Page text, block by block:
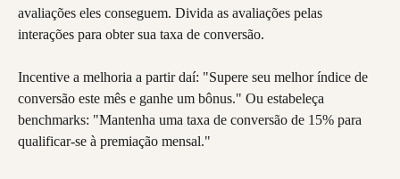
avaliações eles conseguem. Divida as avaliações pelas
interações para obter sua taxa de conversão.
Incentive a melhoria a partir daí: "Supere seu melhor índice de
conversão este mês e ganhe um bônus." Ou estabeleça
benchmarks: "Mantenha uma taxa de conversão de 15% para
qualificar-se à premiação mensal."